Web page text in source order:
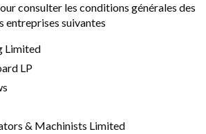
consulter les conditions générales des
entreprises suivantes
Limited
LP
& Machinists Limited